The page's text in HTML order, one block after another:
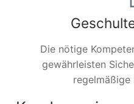
Die nötige
gewährleisten
regelmäßige